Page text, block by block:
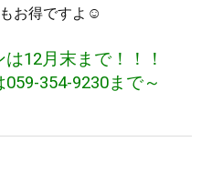
お得ですよ☺
12月末まで！！！
354-9230まで～